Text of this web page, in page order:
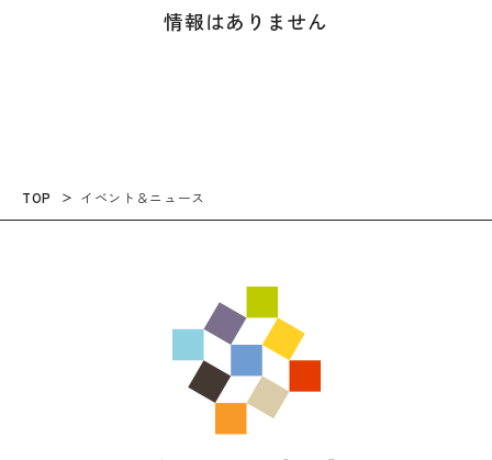
情報はありません
TOP イベント＆ニュース